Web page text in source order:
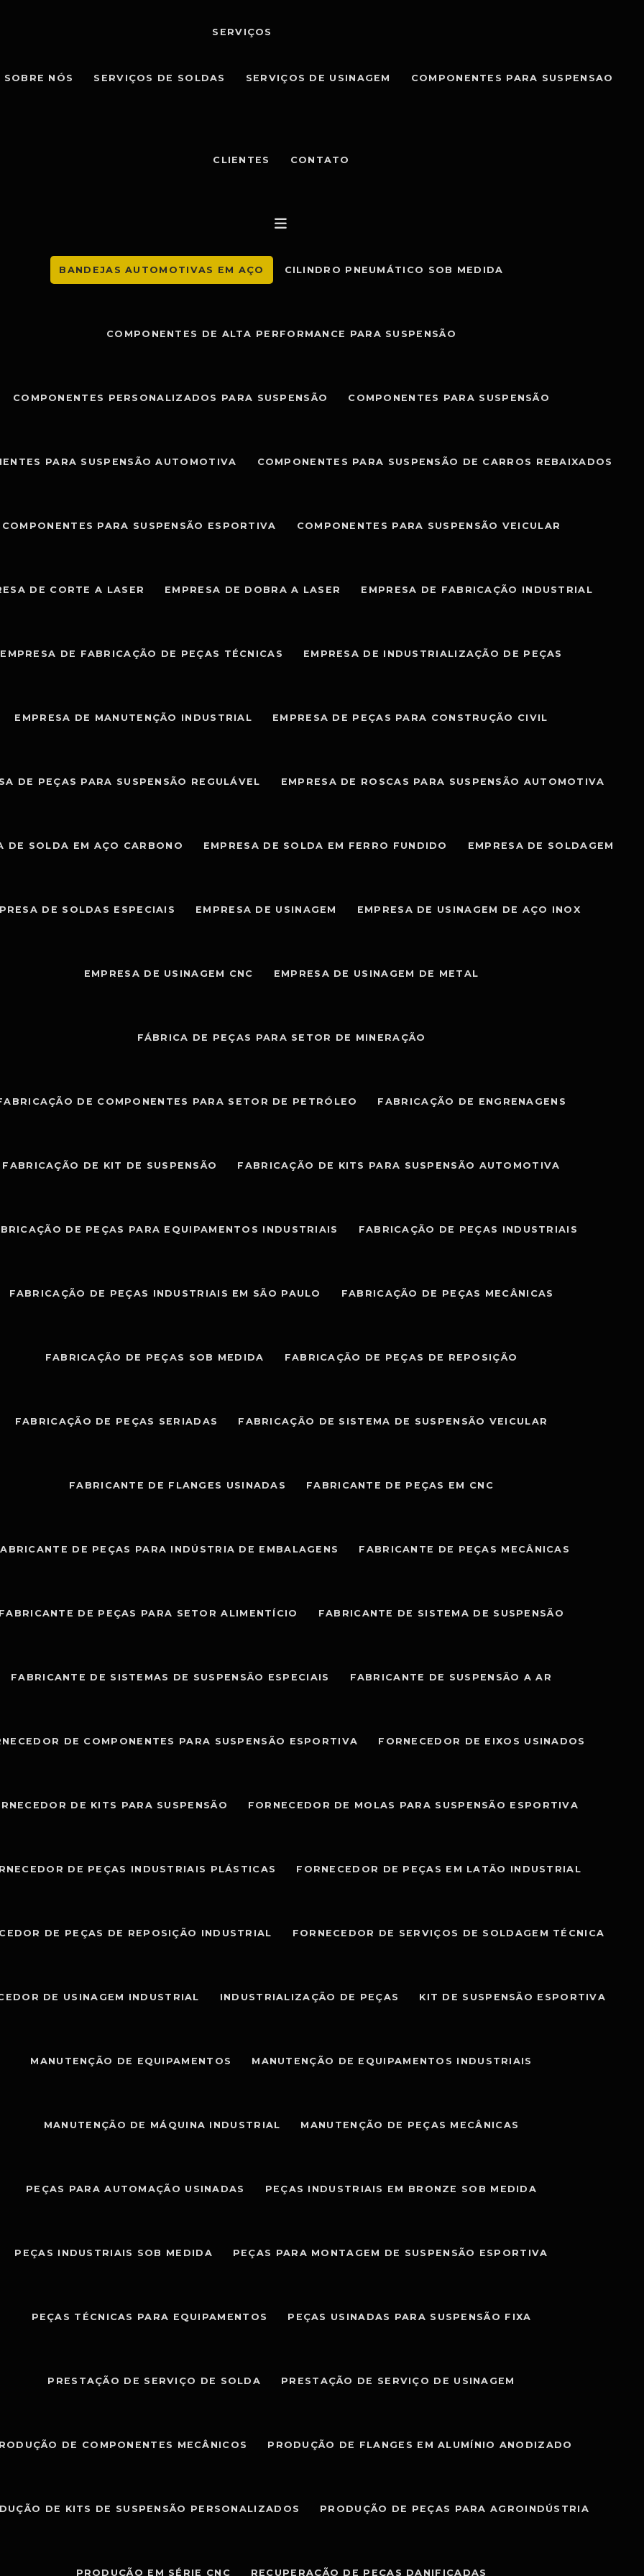
SOBRE NÓS
SERVIÇOS
SERVIÇOS DE SOLDAS SERVIÇOS DE USINAGEM COMPONENTES PARA SUSPENSAO
CLIENTES CONTATO
BANDEJAS AUTOMOTIVAS EM AÇO CILINDRO PNEUMÁTICO SOB MEDIDA
COMPONENTES DE ALTA PERFORMANCE PARA SUSPENSÃO
COMPONENTES PERSONALIZADOS PARA SUSPENSÃO COMPONENTES PARA SUSPENSÃO
PARA SUSPENSÃO AUTOMOTIVA COMPONENTES PARA SUSPENSÃO DE CARROS REBAIXADOS
COMPONENTES PARA SUSPENSÃO ESPORTIVA COMPONENTES PARA SUSPENSÃO VEICULAR
DE CORTE A LASER EMPRESA DE DOBRA A LASER EMPRESA DE FABRICAÇÃO INDUSTRIAL
EMPRESA DE FABRICAÇÃO DE PEÇAS TÉCNICAS EMPRESA DE INDUSTRIALIZAÇÃO DE PEÇAS
EMPRESA DE MANUTENÇÃO INDUSTRIAL EMPRESA DE PEÇAS PARA CONSTRUÇÃO CIVIL
DE PEÇAS PARA SUSPENSÃO REGULÁVEL EMPRESA DE ROSCAS PARA SUSPENSÃO AUTOMOTIVA
DE SOLDA EM AÇO CARBONO EMPRESA DE SOLDA EM FERRO FUNDIDO EMPRESA DE SOLDAGEM
DE SOLDAS ESPECIAIS EMPRESA DE USINAGEM EMPRESA DE USINAGEM DE AÇO INOX
EMPRESA DE USINAGEM CNC EMPRESA DE USINAGEM DE METAL
FÁBRICA DE PEÇAS PARA SETOR DE MINERAÇÃO
DE COMPONENTES PARA SETOR DE PETRÓLEO FABRICAÇÃO DE ENGRENAGENS
FABRICAÇÃO DE KIT DE SUSPENSÃO FABRICAÇÃO DE KITS PARA SUSPENSÃO AUTOMOTIVA
DE PEÇAS PARA EQUIPAMENTOS INDUSTRIAIS FABRICAÇÃO DE PEÇAS INDUSTRIAIS
FABRICAÇÃO DE PEÇAS INDUSTRIAIS EM SÃO PAULO FABRICAÇÃO DE PEÇAS MECÂNICAS
FABRICAÇÃO DE PEÇAS SOB MEDIDA FABRICAÇÃO DE PEÇAS DE REPOSIÇÃO
FABRICAÇÃO DE PEÇAS SERIADAS FABRICAÇÃO DE SISTEMA DE SUSPENSÃO VEICULAR
FABRICANTE DE FLANGES USINADAS FABRICANTE DE PEÇAS EM CNC
DE PEÇAS PARA INDÚSTRIA DE EMBALAGENS FABRICANTE DE PEÇAS MECÂNICAS
DE PEÇAS PARA SETOR ALIMENTÍCIO FABRICANTE DE SISTEMA DE SUSPENSÃO
FABRICANTE DE SISTEMAS DE SUSPENSÃO ESPECIAIS FABRICANTE DE SUSPENSÃO A AR
DE COMPONENTES PARA SUSPENSÃO ESPORTIVA FORNECEDOR DE EIXOS USINADOS
DE KITS PARA SUSPENSÃO FORNECEDOR DE MOLAS PARA SUSPENSÃO ESPORTIVA
DE PEÇAS INDUSTRIAIS PLÁSTICAS FORNECEDOR DE PEÇAS EM LATÃO INDUSTRIAL
DE PEÇAS DE REPOSIÇÃO INDUSTRIAL FORNECEDOR DE SERVIÇOS DE SOLDAGEM TÉCNICA
DE USINAGEM INDUSTRIAL INDUSTRIALIZAÇÃO DE PEÇAS KIT DE SUSPENSÃO ESPORTIVA
MANUTENÇÃO DE EQUIPAMENTOS MANUTENÇÃO DE EQUIPAMENTOS INDUSTRIAIS
MANUTENÇÃO DE MÁQUINA INDUSTRIAL MANUTENÇÃO DE PEÇAS MECÂNICAS
PEÇAS PARA AUTOMAÇÃO USINADAS PEÇAS INDUSTRIAIS EM BRONZE SOB MEDIDA
PEÇAS INDUSTRIAIS SOB MEDIDA PEÇAS PARA MONTAGEM DE SUSPENSÃO ESPORTIVA
PEÇAS TÉCNICAS PARA EQUIPAMENTOS PEÇAS USINADAS PARA SUSPENSÃO FIXA
PRESTAÇÃO DE SERVIÇO DE SOLDA PRESTAÇÃO DE SERVIÇO DE USINAGEM
DE COMPONENTES MECÂNICOS PRODUÇÃO DE FLANGES EM ALUMÍNIO ANODIZADO
DE KITS DE SUSPENSÃO PERSONALIZADOS PRODUÇÃO DE PEÇAS PARA AGROINDÚSTRIA
PRODUÇÃO EM SÉRIE CNC RECUPERAÇÃO DE PEÇAS DANIFICADAS